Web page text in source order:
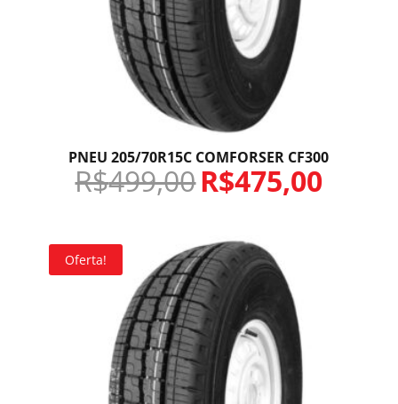
PNEU 205/70R15C COMFORSER CF300
R$499,00R$475,00
Oferta!